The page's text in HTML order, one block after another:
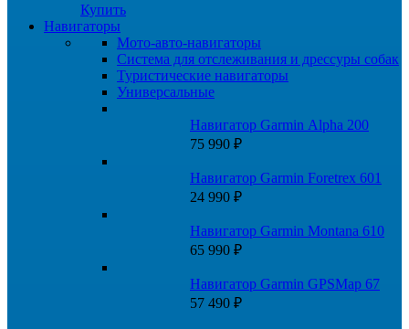
Купить
Навигаторы
Мото-авто-навигаторы
Система для отслеживания и дрессуры собак
Туристические навигаторы
Универсальные
Навигатор Garmin Alpha 200
75 990 ₽
Навигатор Garmin Foretrex 601
24 990 ₽
Навигатор Garmin Montana 610
65 990 ₽
Навигатор Garmin GPSMap 67
57 490 ₽